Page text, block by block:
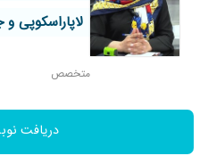
لاپاراسکوپی
متخصص
دریافت